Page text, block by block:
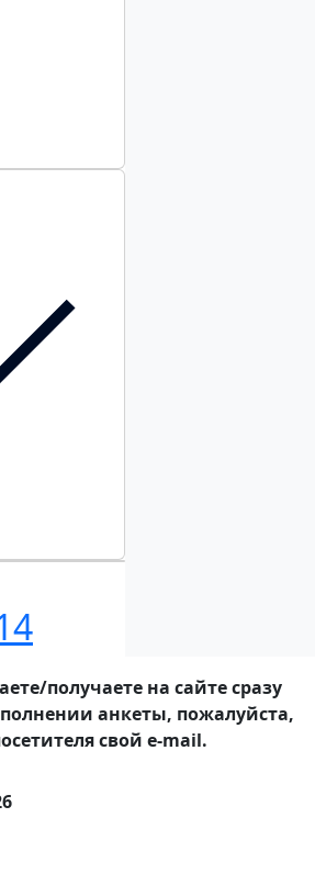
получаете на сайте сразу
анкеты, пожалуйста,
свой e-mail.